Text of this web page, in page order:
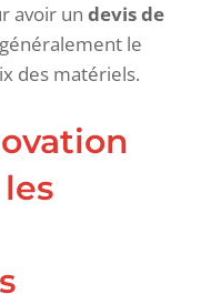
avoir un devis de
le
des matériels.